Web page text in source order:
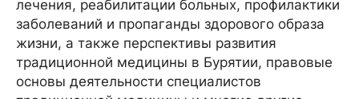
лечения, реабилитации больных, профилактики
заболеваний и пропаганды здорового образа
жизни, а также перспективы развития
традиционной медицины в Бурятии, правовые
основы деятельности специалистов